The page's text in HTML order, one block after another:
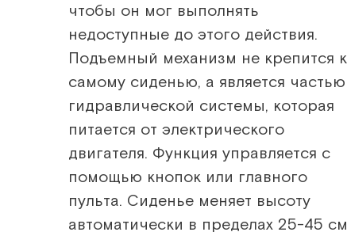
чтобы он мог выполнять
недоступные до этого действия.
Подъемный механизм не крепится к
самому сиденью, а является частью
гидравлической системы, которая
питается от электрического
двигателя. Функция управляется с
помощью кнопок или главного
пульта. Сиденье меняет высоту
автоматически в пределах 25-45 см